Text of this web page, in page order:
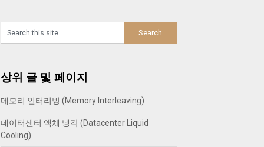
상위 글 및 페이지
메모리 인터리빙 (Memory Interleaving)
데이터센터 액체 냉각 (Datacenter Liquid
Cooling)